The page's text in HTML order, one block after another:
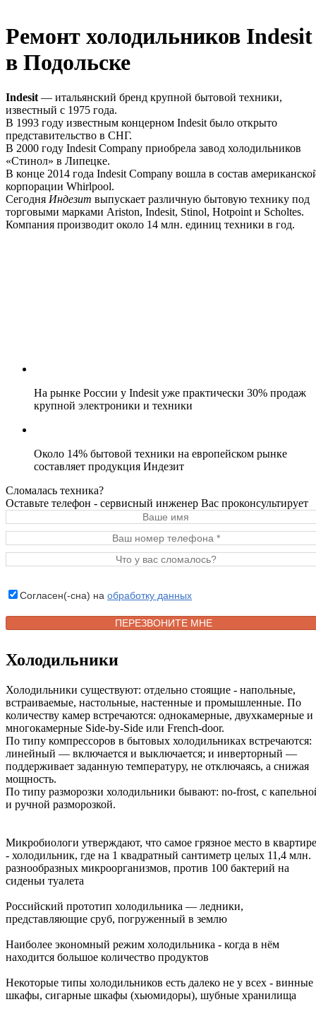
Ремонт холодильников Indesit
в Подольске
Indesit — итальянский бренд крупной бытовой техники,
известный с 1975 года.
В 1993 году известным концерном Indesit было открыто
представительство в СНГ.
В 2000 году Indesit Company приобрела завод холодильников
«Стинол» в Липецке.
В конце 2014 года Indesit Company вошла в состав
корпорации Whirlpool.
Сегодня Индезит выпускает различную бытовую технику под
торговыми марками Ariston, Indesit, Stinol, Hotpoint и Scholtes.
Компания производит около 14 млн. единиц техники в год.
На рынке России у Indesit уже практически 30% продаж
крупной электроники и техники
Около 14% бытовой техники на европейском рынке
составляет продукция Индезит
Сломалась техника?
Оставьте телефон - сервисный инженер Вас проконсультирует
Согласен(-сна) на обработку данных
Холодильники
Холодильники существуют: отдельно стоящие - напольные,
встраиваемые, настольные, настенные и промышленные. По
количеству камер встречаются: однокамерные, двухкамерные и
многокамерные Side-by-Side или French-door.
По типу компрессоров в бытовых холодильниках встречаются:
линейный — включается и выключается; и инверторный —
поддерживает заданную температуру, не отключаясь, а снижая
мощность.
По типу разморозки холодильники бывают: no-frost, с
и ручной разморозкой.
Микробиологи утверждают, что самое грязное место в квартире
- холодильник, где на 1 квадратный сантиметр целых 11,4 млн.
разнообразных микроорганизмов, против 100 бактерий на
сиденьи туалета
Российский прототип холодильника — ледники,
представляющие сруб, погруженный в землю
Наиболее экономный режим холодильника - когда в нём
находится большое количество продуктов
Некоторые типы холодильников есть далеко не у всех - винные
шкафы, сигарные шкафы (хьюмидоры), шубные хранилища